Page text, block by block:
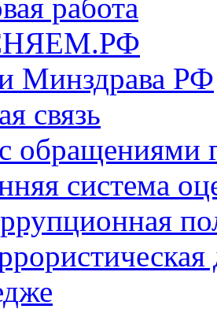
работа
Минздрава РФ
связь
обращениями
система